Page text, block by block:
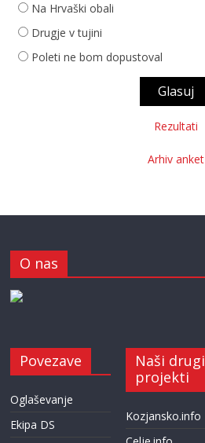
Na Hrvaški obali
Drugje v tujini
Poleti ne bom dopustoval
Rezultati
Arhiv anket
O nas
Povezave
Oglaševanje
Ekipa DS
Naši drugi
projekti
Kozjansko.info